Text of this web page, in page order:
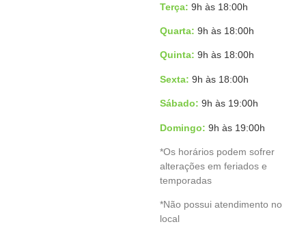
Terça: 9h às 18:00h
Quarta: 9h às 18:00h
Quinta: 9h às 18:00h
Sexta: 9h às 18:00h
Sábado: 9h às 19:00h
Domingo: 9h às 19:00h
*Os horários podem sofrer
alterações em feriados e
temporadas
*Não possui atendimento no
local